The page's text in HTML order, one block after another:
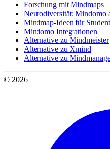
Forschung mit Mindmaps
Neurodiversität: Mindomo
Mindmap-Ideen für
Mindomo Integrationen
Alternative zu Mindmeister
Alternative zu Xmind
Alternative zu
© 2026